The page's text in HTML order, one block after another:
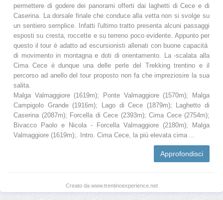
permettere di godere dei panorami offerti dai laghetti di Cece e di
Caserina. La dorsale finale che conduce alla vetta non si svolge su
un sentiero semplice. Infatti l'ultimo tratto presenta alcuni passaggi
esposti su cresta, roccette e su terreno poco evidente. Appunto per
questo il tour è adatto ad escursionisti allenati con buone capacità
di movimento in montagna e doti di orientamento. La -scalata alla
Cima Cece è dunque una delle perle del Trekking trentino e il
percorso ad anello del tour proposto non fa che impreziosire la sua
salita.
Malga Valmaggiore (1619m); Ponte Valmaggiore (1570m); Malga
Campigolo Grande (1916m); Lago di Cece (1879m); Laghetto di
Caserina (2087m); Forcella di Cece (2393m); Cima Cece (2754m);
Bivacco Paolo e Nicola - Forcella Valmaggiore (2180m); Malga
Valmaggiore (1619m);. Intro. Cima Cece, la più elevata cima ...
Approfondisci
Creato da www.trentinoexperience.net